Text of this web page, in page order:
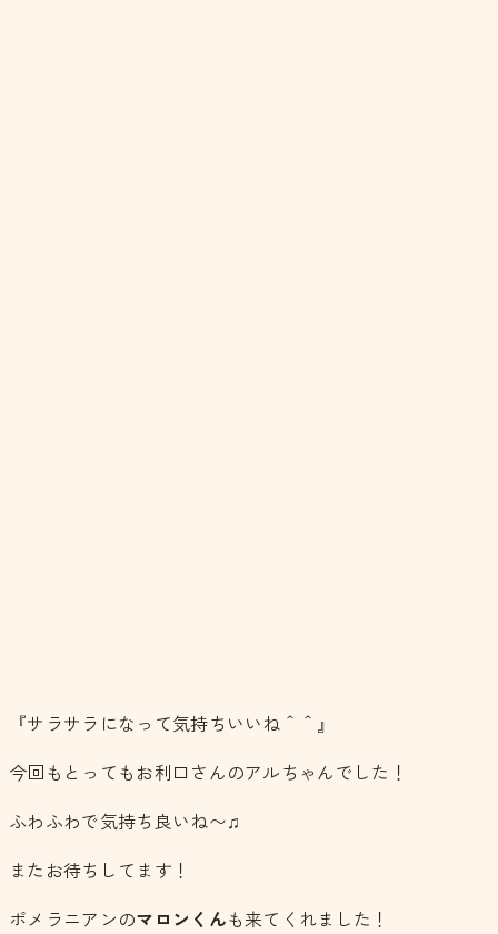
『サラサラになって気持ちいいね＾＾』
今回もとってもお利口さんのアルちゃんでした！
ふわふわで気持ち良いね〜♫
またお待ちしてます！
ポメラニアンのマロンくんも来てくれました！